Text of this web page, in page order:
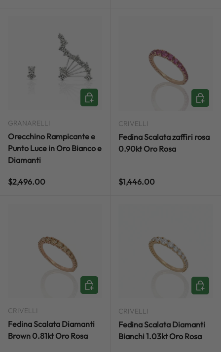
GRANARELLI
Orecchino Rampicante e
Punto Luce in Oro Bianco e
Diamanti
Regular price
$2,496.00
ADD TO CART
CRIVELLI
Fedina Scalata zaffiri rosa
0.90kt Oro Rosa
Regular price
$1,446.00
ADD
CRIVELLI
Fedina Scalata Diamanti
Brown 0.81kt Oro Rosa
ADD TO CART
CRIVELLI
Fedina Scalata Diamanti
Bianchi 1.03kt Oro Rosa
ADD